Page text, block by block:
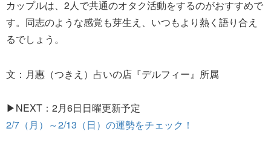
カップルは、2人で共通のオタク活動をするのがおすすめで
す。同志のような感覚も芽生え、いつもより熱く語り合え
るでしょう。
文：月惠（つきえ）占いの店『デルフィー』所属
▶NEXT：2月6日日曜更新予定
2/7（月）～2/13（日）の運勢をチェック！